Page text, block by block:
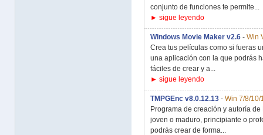
conjunto de funciones te permite...
► sigue leyendo
Windows Movie Maker v2.6 - Win
Crea tus películas como si fueras
una aplicación con la que podrás
fáciles de crear y a...
► sigue leyendo
TMPGEnc v8.0.12.13 - Win 7/8/10/
Programa de creación y autoría
joven o maduro, principiante o
podrás crear de forma...